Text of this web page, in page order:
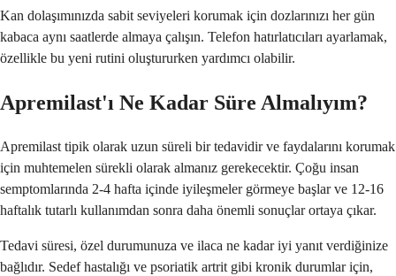
Kan dolaşımınızda sabit seviyeleri korumak için dozlarınızı her gün
kabaca aynı saatlerde almaya çalışın. Telefon hatırlatıcıları ayarlamak,
özellikle bu yeni rutini oluştururken yardımcı olabilir.
Apremilast'ı Ne Kadar Süre Almalıyım?
Apremilast tipik olarak uzun süreli bir tedavidir ve faydalarını korumak
için muhtemelen sürekli olarak almanız gerekecektir. Çoğu insan
semptomlarında 2-4 hafta içinde iyileşmeler görmeye başlar ve 12-16
haftalık tutarlı kullanımdan sonra daha önemli sonuçlar ortaya çıkar.
Tedavi süresi, özel durumunuza ve ilaca ne kadar iyi yanıt verdiğinize
bağlıdır. Sedef hastalığı ve psoriatik artrit gibi kronik durumlar için,